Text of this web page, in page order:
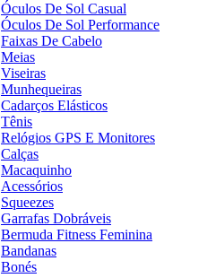
Óculos De Sol Casual
Óculos De Sol Performance
Faixas De Cabelo
Meias
Viseiras
Munhequeiras
Cadarços Elásticos
Tênis
Relógios GPS E Monitores
Calças
Macaquinho
Acessórios
Squeezes
Garrafas Dobráveis
Bermuda Fitness Feminina
Bandanas
Bonés